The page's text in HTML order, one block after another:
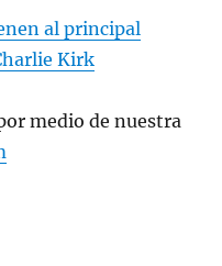
, el joven de 22
September 16,
al principal
Kirk
medio de nuestra